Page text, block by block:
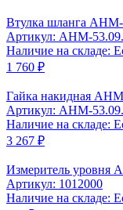
Втулка шланга АНМ-
Артикул: AHM-
Наличие на складе:
1 760 ₽
Гайка накидная
Артикул: AHM-
Наличие на складе:
3 267 ₽
Измеритель уровня
Артикул: 1012000
Наличие на складе: